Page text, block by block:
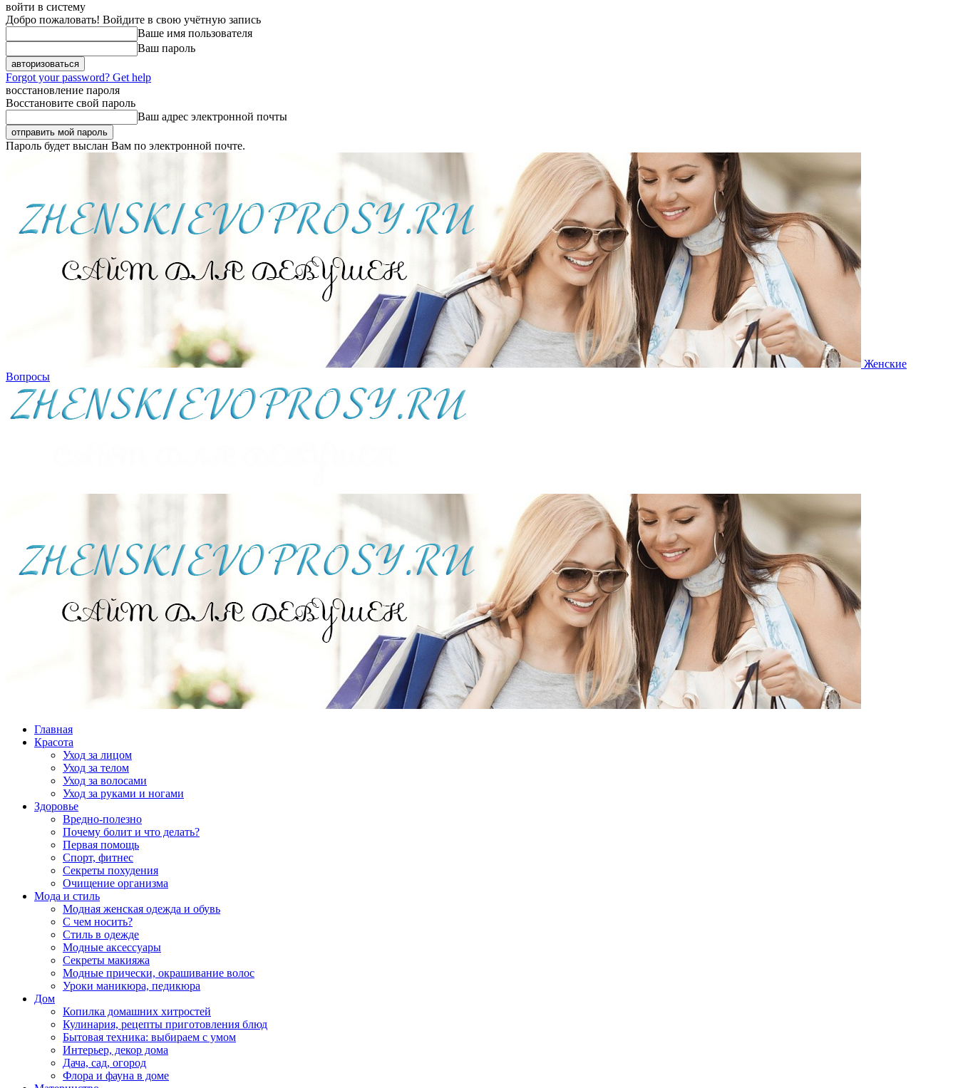
войти в систему
Добро пожаловать! Войдите в свою учётную запись
Ваше имя пользователя
Ваш пароль
Forgot your password? Get help
восстановление пароля
Восстановите свой пароль
Ваш адрес электронной почты
Пароль будет выслан Вам по электронной почте.
Женские
Вопросы
Главная
Красота
Уход за лицом
Уход за телом
Уход за волосами
Уход за руками и ногами
Здоровье
Вредно-полезно
Почему болит и что делать?
Первая помощь
Спорт, фитнес
Секреты похудения
Очищение организма
Мода и стиль
Модная женская одежда и обувь
С чем носить?
Стиль в одежде
Модные аксессуары
Секреты макияжа
Модные прически, окрашивание волос
Уроки маникюра, педикюра
Дом
Копилка домашних хитростей
Кулинария, рецепты приготовления блюд
Бытовая техника: выбираем с умом
Интерьер, декор дома
Дача, сад, огород
Флора и фауна в доме